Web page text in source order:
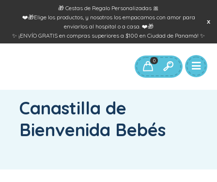
🎁 Cestas de Regalo Personalizadas 🎀
❤️🎁Elige los productos, y nosotros los empacamos con amor para
enviarlos al hospital o a casa. ❤️🎁
✨ ¡ENVÍO GRATIS en compras superiores a $100 en Ciudad de Panamá! ✨
0
PRODUCTOS ETIQUETADOS “CANASTILLA DE BIENVENIDA
Canastilla de
Bienvenida Bebés